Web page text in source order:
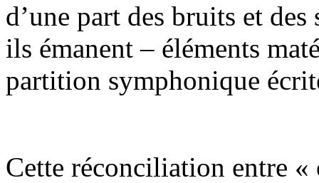
d’une part des bruits et
ils émanent – éléments
partition symphonique
Cette réconciliation entre «